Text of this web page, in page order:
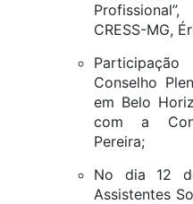
CRESS-MG,
Conselho
em Belo
com a
Pereira;
No dia 12
Assistentes